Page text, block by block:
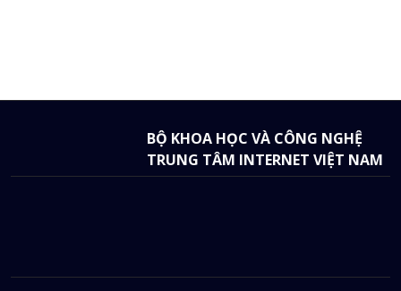
BỘ KHOA HỌC VÀ CÔNG NGHỆ
TRUNG TÂM INTERNET VIỆT NAM